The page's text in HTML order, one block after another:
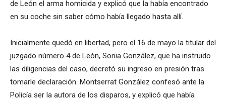
de León el arma homicida y explicó que la había encontrado
en su coche sin saber cómo había llegado hasta allí.
Inicialmente quedó en libertad, pero el 16 de mayo la titular del
juzgado número 4 de León, Sonia González, que ha instruido
las diligencias del caso, decretó su ingreso en presión tras
tomarle declaración. Montserrat González confesó ante la
Policía ser la autora de los disparos, y explicó que había